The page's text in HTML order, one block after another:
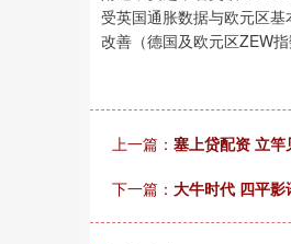
受英国通胀数据与欧元区
改善（德国及欧元区ZEW
上一篇： 塞上贷配资 立竿
下一篇： 大牛时代 四平影